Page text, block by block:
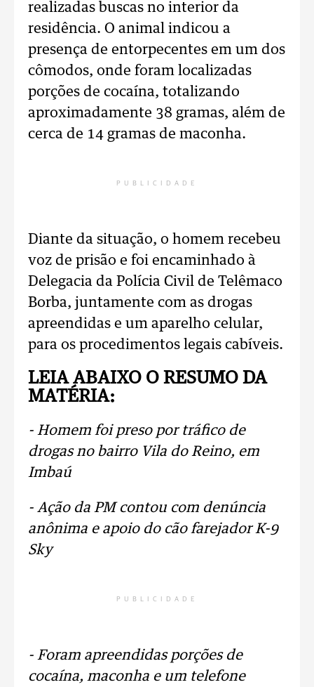
realizadas buscas no interior da
residência. O animal indicou a
presença de entorpecentes em um dos
cômodos, onde foram localizadas
porções de cocaína, totalizando
aproximadamente 38 gramas, além de
cerca de 14 gramas de maconha.
PUBLICIDADE
Diante da situação, o homem recebeu
voz de prisão e foi encaminhado à
Delegacia da Polícia Civil de Telêmaco
Borba, juntamente com as drogas
apreendidas e um aparelho celular,
para os procedimentos legais cabíveis.
LEIA ABAIXO O RESUMO DA
MATÉRIA:
- Homem foi preso por tráfico de
drogas no bairro Vila do Reino, em
Imbaú
- Ação da PM contou com denúncia
anônima e apoio do cão farejador K-9
Sky
PUBLICIDADE
- Foram apreendidas porções de
cocaína, maconha e um telefone